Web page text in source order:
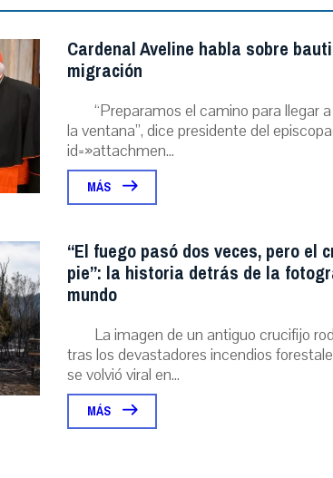
Cardenal Aveline habla sobre
migración
“Preparamos el camino para llegar
la ventana”, dice presidente del
id=»attachmen...
MÁS
“El fuego pasó dos veces, pero el
pie”: la historia detrás de la
mundo
La imagen de un antiguo crucifijo
tras los devastadores incendios
se volvió viral en...
MÁS